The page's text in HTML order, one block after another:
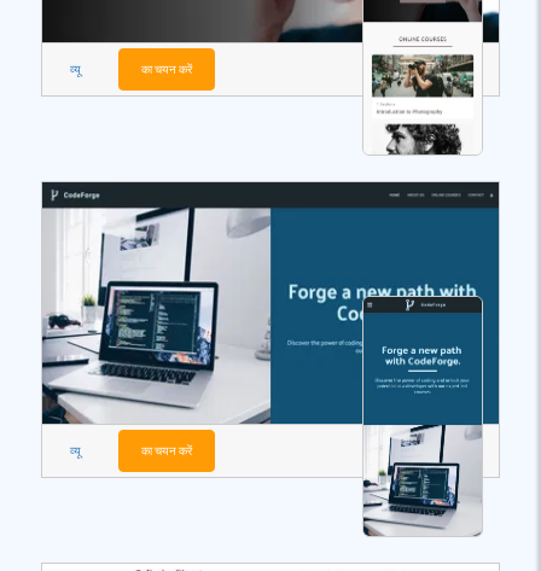
व्यू का चयन करें
व्यू का चयन करें